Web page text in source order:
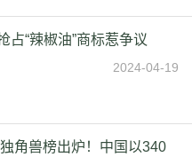
占“辣椒油”商标惹争议
2024-04-19
角兽榜出炉！中国以340